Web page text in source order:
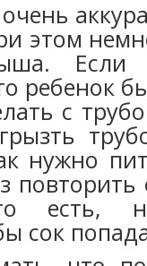
этом
Если
ребенок
с
нужно
есть,
сок